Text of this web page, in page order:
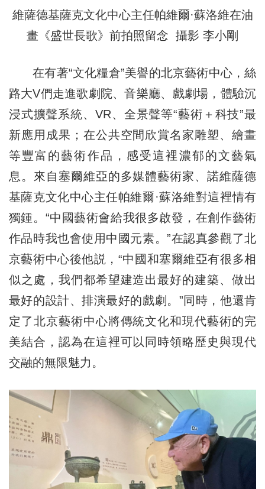
維薩德基薩克文化中心主任帕維爾·蘇洛維在油
畫《盛世長歌》前拍照留念 攝影 李小剛
在有著“文化糧倉”美譽的北京藝術中心，絲
路大V們走進歌劇院、音樂廳、戲劇場，體驗沉
浸式擴聲系統、VR、全景聲等“藝術＋科技”最
新應用成果；在公共空間欣賞名家雕塑、繪畫
等豐富的藝術作品，感受這裡濃郁的文藝氣
息。來自塞爾維亞的多媒體藝術家、諾維薩德
基薩克文化中心主任帕維爾·蘇洛維對這裡情有
獨鍾。“中國藝術會給我很多啟發，在創作藝術
作品時我也會使用中國元素。”在認真參觀了北
京藝術中心後他説，“中國和塞爾維亞有很多相
似之處，我們都希望建造出最好的建築、做出
最好的設計、排演最好的戲劇。”同時，他還肯
定了北京藝術中心將傳統文化和現代藝術的完
美結合，認為在這裡可以同時領略歷史與現代
交融的無限魅力。